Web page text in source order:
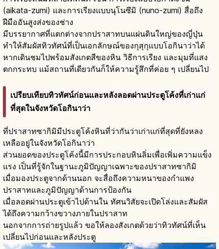
(aikata-zumi) และการเรียงแบบนุโนซึมิ (nuno-zumi) สื่อถึง
ฝีมืออันสูงส่งของช่าง
มีบรรยากาศที่แตกต่างจากปราสาทบนแผ่นดินใหญ่ของญี่ปุ่น
ทำให้สัมผัสทิวทัศน์ที่เป็นเอกลักษณ์ของกุสุกุแบบโอกินาว่าได้
หากเดินชมไปพร้อมสังเกตสีของหิน วิธีการเรียง และมุมที่แสง
ตกกระทบ แม้สถานที่เดียวกันก็ให้ความรู้สึกที่ค่อย ๆ เปลี่ยนไป
เปรียบเทียบทิวทัศน์ก่อนและหลังลอดผ่านประตูโค้งที่เก่าแก่
ที่สุดในจังหวัดโอกินาว่า
ที่ปราสาทซากิมิมีประตูโค้งหินที่ว่ากันว่าเก่าแก่ที่สุดที่ยังหลง
เหลืออยู่ในจังหวัดโอกินาว่า
ส่วนยอดของประตูโค้งนี้มีการประกอบหินลิ่มเพื่อเพิ่มความแข็ง
แรง เป็นที่รู้จักในฐานะภูมิปัญญาเฉพาะของปราสาทซากิมิ
เมื่อมองประตูจากด้านนอก จะสื่อถึงความหนาของกำแพง
ปราสาทและภูมิปัญญาด้านการป้องกัน
เมื่อลอดผ่านประตูเข้าไปด้านใน ทัศนวิสัยจะเปิดโล่งและสัมผัส
ได้ถึงความกว้างขวางภายในปราสาท
นอกจากการถ่ายรูปแล้ว ขอให้ลองสังเกตด้วยว่าทิวทัศน์ที่เห็น
เปลี่ยนไปก่อนและหลังประตู